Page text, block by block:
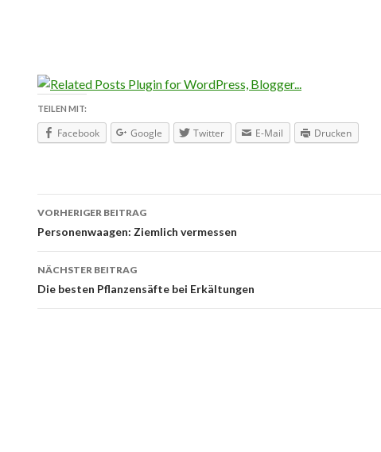
TEILEN MIT:
Facebook Google Twitter E-Mail Drucken
Beitragsnavigation
VORHERIGER BEITRAG
Personenwaagen: Ziemlich vermessen
NÄCHSTER BEITRAG
Die besten Pflanzensäfte bei Erkältungen